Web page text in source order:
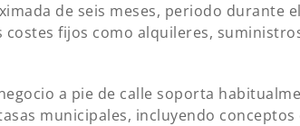
de seis meses, periodo durante
fijos como alquileres,
a pie de calle soporta
municipales, incluyendo conceptos